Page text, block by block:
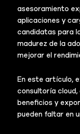
asesoramiento
aplicaciones y
candidatas para
madurez de la
mejorar el
En este artículo,
consultoría cloud,
beneficios y
pueden faltar en